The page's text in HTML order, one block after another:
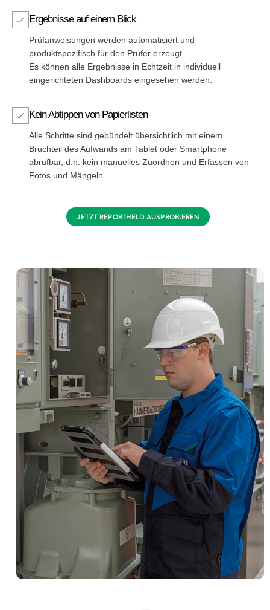
Ergebnisse auf einem Blick
Prüfanweisungen werden automatisiert und
produktspezifisch für den Prüfer erzeugt.
Es können alle Ergebnisse in Echtzeit in individuell
eingerichteten Dashboards eingesehen werden.
Kein Abtippen von Papierlisten
Alle Schritte sind gebündelt übersichtlich mit einem
Bruchteil des Aufwands am Tablet oder Smartphone
abrufbar, d.h. kein manuelles Zuordnen und Erfassen von
Fotos und Mängeln.
JETZT REPORTHELD AUSPROBIEREN